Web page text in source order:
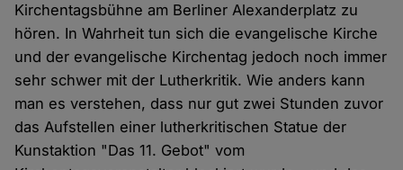
Kirchentagsbühne am Berliner Alexanderplatz zu
hören. In Wahrheit tun sich die evangelische Kirche
und der evangelische Kirchentag jedoch noch immer
sehr schwer mit der Lutherkritik. Wie anders kann
man es verstehen, dass nur gut zwei Stunden zuvor
das Aufstellen einer lutherkritischen Statue der
Kunstaktion "Das 11. Gebot" vom